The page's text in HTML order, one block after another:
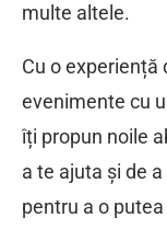
multe altele.
Cu o experiență
evenimente cu
îți propun noile
a te ajuta și de
pentru a o